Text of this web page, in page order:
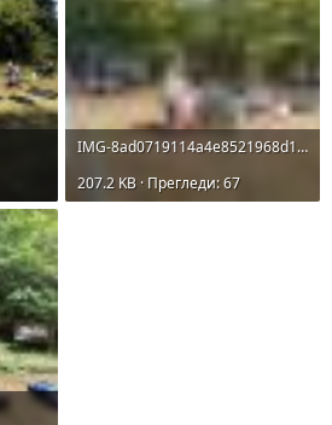
IMG-8ad0719114a4e8521968d1d20169db72-V.jpg
207.2 KB · Прегледи: 67